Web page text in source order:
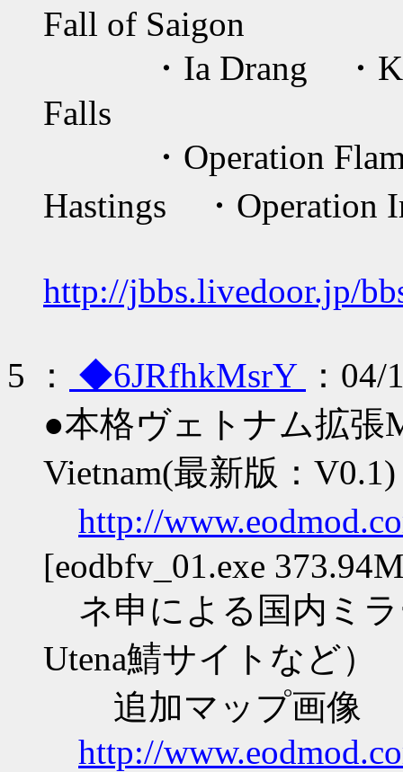
Fall of Saigon
・Ia Drang ・Khe
Falls
・Operation
Hastings ・Operation
http://jbbs.livedoor.jp/
5 ： ◆6JRfhkMsrY
：
●本格ヴェトナム拡張
Vietnam(最新版：V0.1)
http://
[eodbfv_01.exe
ネ申による国内ミラ
Utena鯖サイトなど）
追加マップ画像
http://